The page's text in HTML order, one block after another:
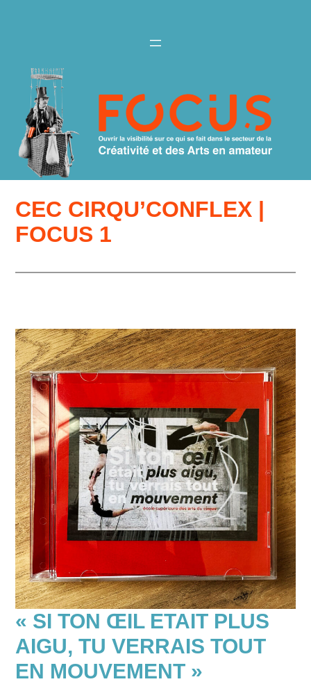
CEC CIRQU’CONFLEX |
FOCUS 1
« SI TON ŒIL ETAIT PLUS
AIGU, TU VERRAIS TOUT
EN MOUVEMENT »